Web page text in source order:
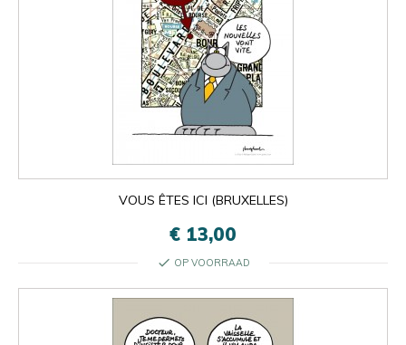
VOUS ÊTES ICI (BRUXELLES)
€ 13,00
check OP VOORRAAD